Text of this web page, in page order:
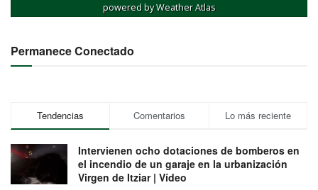
powered byWeather Atlas
Permanece Conectado
Tendencias Comentarios Lo más reciente
Intervienen ocho dotaciones de bomberos en
el incendio de un garaje en la urbanización
Virgen de Itziar | Vídeo